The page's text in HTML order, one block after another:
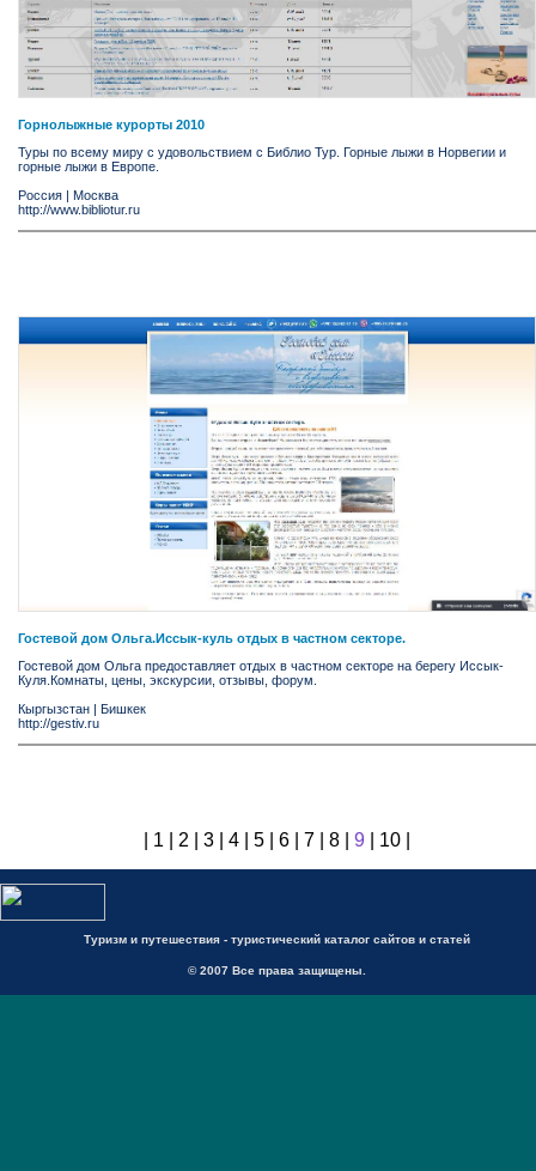
Горнолыжные курорты 2010
Туры по всему миру с удовольствием с Библио Тур. Горные лыжи в Норвегии и
горные лыжи в Европе.
Россия | Москва
http://www.bibliotur.ru
Гостевой дом Ольга.Иссык-куль отдых в частном секторе.
Гостевой дом Ольга предоставляет отдых в частном секторе на берегу Иссык-
Куля.Комнаты, цены, экскурсии, отзывы, форум.
Кыргызстан | Бишкек
http://gestiv.ru
1 2 3 4 5 6 7 8 9 10
Туризм и путешествия - туристический каталог сайтов и статей
© 2007 Все права защищены.